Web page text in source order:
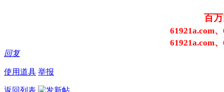
百
61921a.com
61921a.com
回复
使用道具 举报
返回列表